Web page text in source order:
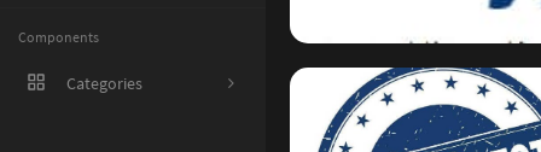
Components
Categories